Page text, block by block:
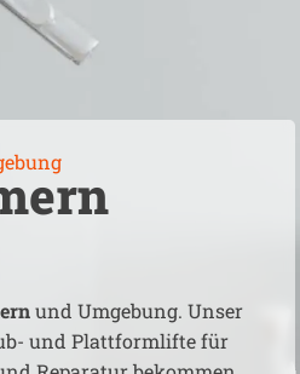
und Umgebung. Unser
und Plattformlifte für